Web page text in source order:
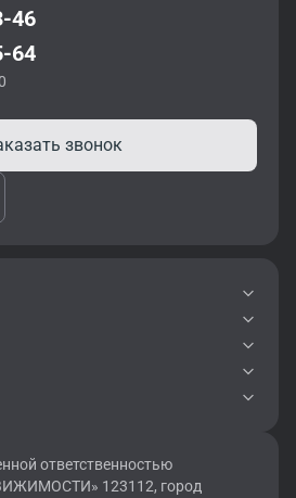
46
64
звонок
ответственностью
123112, город